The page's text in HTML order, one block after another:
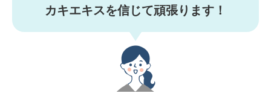
カキエキスを信じて頑張ります！